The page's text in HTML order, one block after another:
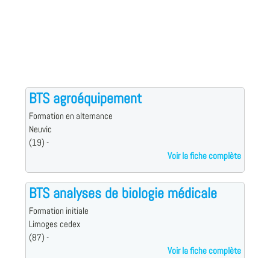
BTS agroéquipement
Formation en alternance
Neuvic
(19) -
Voir la fiche complète
BTS analyses de biologie médicale
Formation initiale
Limoges cedex
(87) -
Voir la fiche complète